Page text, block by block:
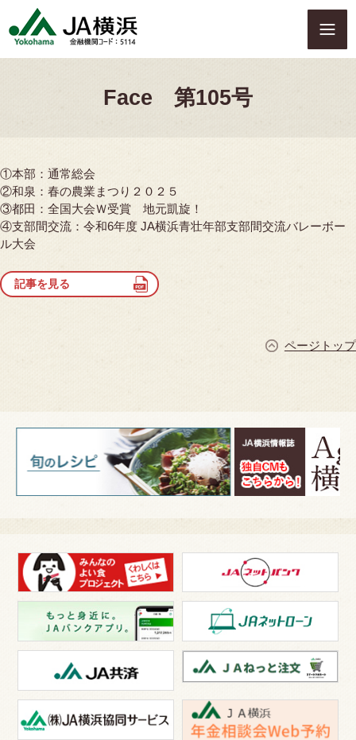
p
e
n
t
Face 第105号
①本部：通常総会
②和泉：春の農業まつり２０２５
③都田：全国大会Ｗ受賞 地元凱旋！
④支部間交流：令和6年度 JA横浜青壮年部支部間交流バレーボー
ル大会
記事を見る
ページトップ